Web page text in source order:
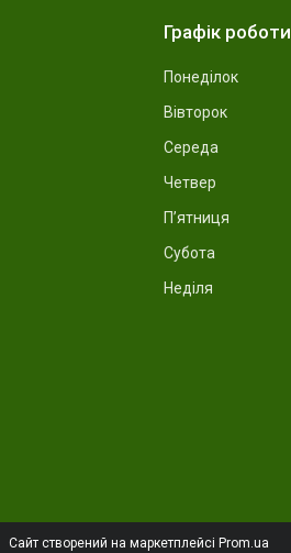
Графік роботи
Понеділок
Вівторок
Середа
Четвер
Пʼятниця
Субота
Неділя
Сайт створений на маркетплейсі Prom.ua